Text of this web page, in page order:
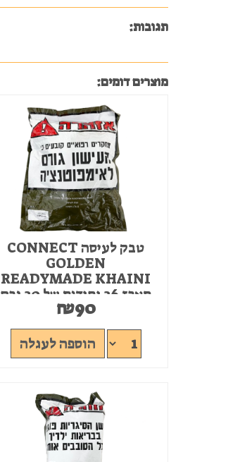
תגובות:
מוצרים דומים:
טבק לעיסה CONNECT
GOLDEN
READYMADE KHAINI
מארז 26 יחידות של 20 גרם
אזל המלאי₪90
הוספה לעגלה